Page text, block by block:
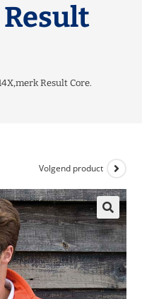
Result
Result Core.
Volgend product